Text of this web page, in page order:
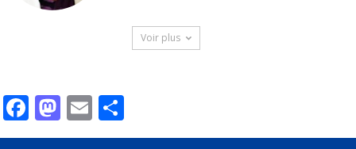
Voir plus
Facebook
Mastodon
Email